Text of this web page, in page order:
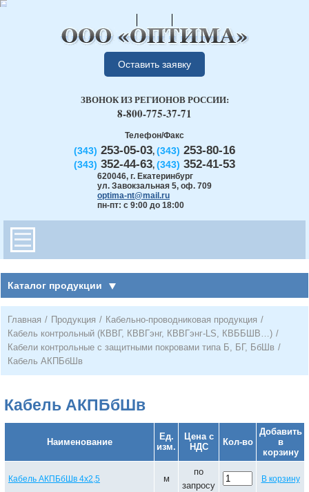
Оставить заявку
Телефон/Факс
(343) 253-05-03, (343) 253-80-16
(343) 352-44-63, (343) 352-41-53
620046, г. Екатеринбург
ул. Завокзальная 5, оф. 709
optima-nt@mail.ru
пн-пт: с 9:00 до 18:00
ЗВОНОК ИЗ РЕГИОНОВ РОССИИ:
8-800-775-37-71
Каталог продукции
Главная / Продукция / Кабельно-проводниковая продукция /
Кабель контрольный (КВВГ, КВВГэнг, КВВГэнг-LS, КВББШВ…) /
Кабели контрольные с защитными покровами типа Б, БГ, БбШв /
Кабель АКПБбШв
Кабель АКПБбШв
Наименование
Ед.
изм.
Цена с
НДС
Кол-во
Добавить
в
корзину
Кабель АКПБбШв 4х2,5 м
по
запросу
В корзину